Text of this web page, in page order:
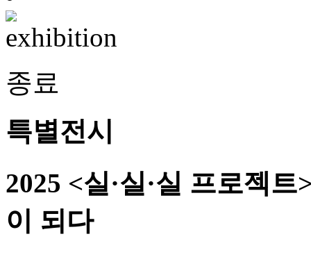
종료
특별전시
2025 <실·실·실 프로젝
이 되다